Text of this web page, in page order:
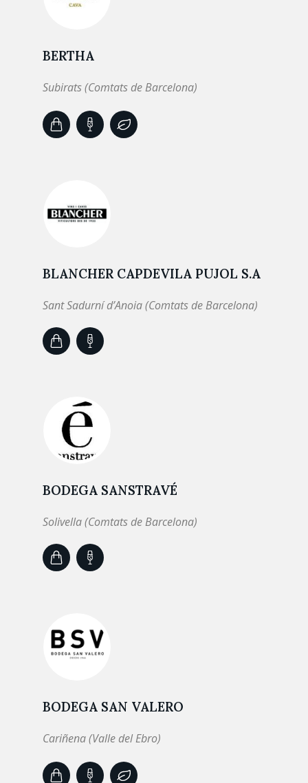
BERTHA
Subirats (Comtats de Barcelona)
BLANCHER CAPDEVILA PUJOL S.A
Sant Sadurní d’Anoia (Comtats de Barcelona)
BODEGA SANSTRAVÉ
Solivella (Comtats de Barcelona)
BODEGA SAN VALERO
Cariñena (Valle del Ebro)